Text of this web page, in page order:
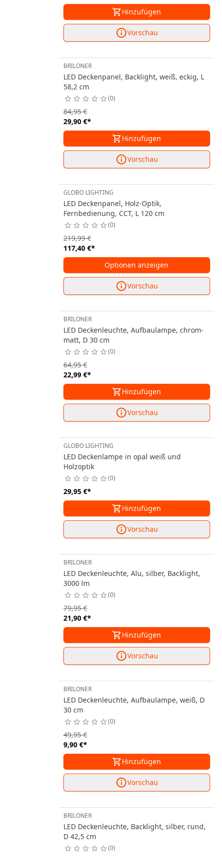
Hinzufügen
Vorschau
BRILONER
LED Deckenpanel, Backlight, weiß, eckig, L
58,2 cm
0
29,90 €*
84,95 €
Hinzufügen
Vorschau
GLOBO LIGHTING
LED Deckenpanel, Holz-Optik,
Fernbedienung, CCT, L 120 cm
0
117,40 €*
219,99 €
Optionen anzeigen
Vorschau
BRILONER
LED Deckenleuchte, Aufbaulampe, chrom-
matt, D 30 cm
0
22,99 €*
64,95 €
Hinzufügen
Vorschau
GLOBO LIGHTING
LED Deckenlampe in opal weiß und
Holzoptik
0
29,95 €*
Hinzufügen
Vorschau
BRILONER
LED Deckenleuchte, Alu, silber, Backlight,
3000 lm
0
21,90 €*
79,95 €
Hinzufügen
Vorschau
BRILONER
LED Deckenleuchte, Aufbaulampe, weiß, D
30 cm
0
9,90 €*
49,95 €
Hinzufügen
Vorschau
BRILONER
LED Deckenleuchte, Backlight, silber, rund,
D 42,5 cm
0